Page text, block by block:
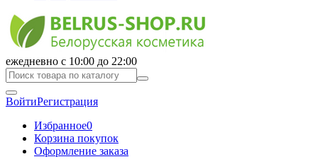
ежедневно с 10:00 до 22:00
ВойтиРегистрация
Избранное0
Корзина покупок
Оформление заказа